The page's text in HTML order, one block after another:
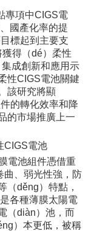
專項中CIGS電
國產化率的提
標起到主要支
獲得（dé）柔性
成創新和應用示
性CIGS電池關鍵
該研究將顯
的轉化效率和降
的市場推廣上一
CIGS電池
電池組件憑借重
曲、弱光性強，防
（děng）特點，
各種薄膜太陽電
（diàn）池，而
）本更低，被稱